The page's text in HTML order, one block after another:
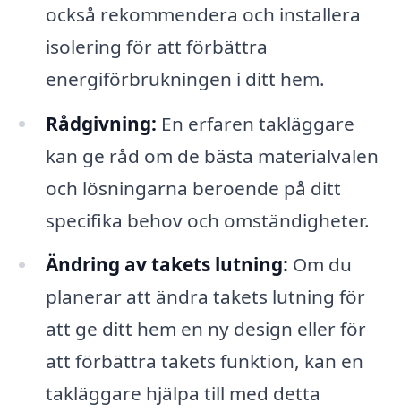
också rekommendera och installera
isolering för att förbättra
energiförbrukningen i ditt hem.
Rådgivning: En erfaren takläggare
kan ge råd om de bästa materialvalen
och lösningarna beroende på ditt
specifika behov och omständigheter.
Ändring av takets lutning: Om du
planerar att ändra takets lutning för
att ge ditt hem en ny design eller för
att förbättra takets funktion, kan en
takläggare hjälpa till med detta